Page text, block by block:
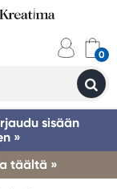
sisään
»
täältä »